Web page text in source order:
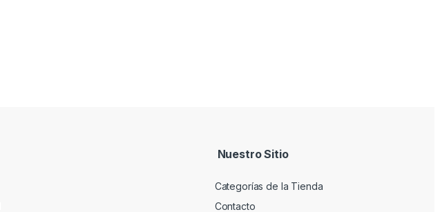
Nuestro Sitio
Categorías de la Tienda
Contacto